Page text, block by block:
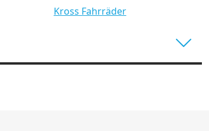
Kross Fahrräder